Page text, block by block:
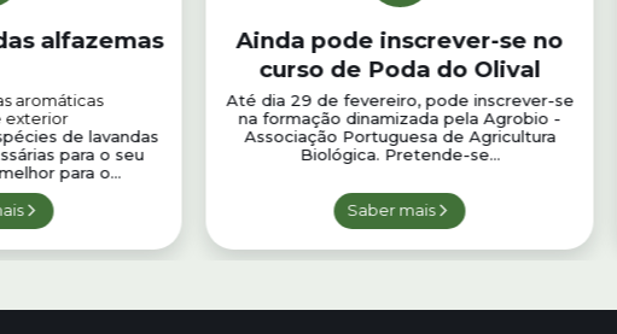
alfazemas
aromáticas
exterior
de lavandas
para o seu
para o...
Ainda pode inscrever-se no
curso de Poda do Olival
Até dia 29 de fevereiro, pode inscrever-se
na formação dinamizada pela Agrobio -
Associação Portuguesa de Agricultura
Biológica. Pretende-se...
Saber mais